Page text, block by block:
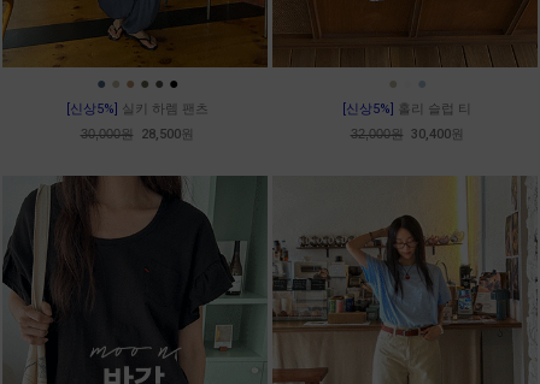
● ● ● ● ● ●
[신상5%] 실키 하렘 팬츠
30,000원 28,500원
● ●
[신상5%] 홀리 슬럽 티
32,000원 30,400원